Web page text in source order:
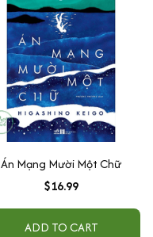
Án Mạng Mười Một Chữ
$16.99
ADD TO CART